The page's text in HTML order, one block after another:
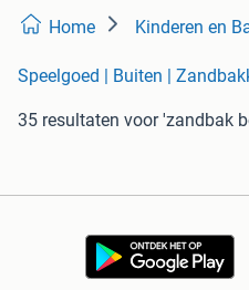
Home Kinderen en
Speelgoed | Buiten |
35 resultaten voor 'zandbak